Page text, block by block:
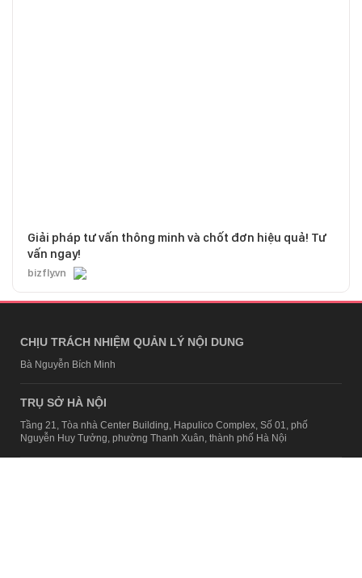
Giải pháp tư vấn thông minh và chốt đơn hiệu quả! Tư
vấn ngay!
bizfly.vn
CHỊU TRÁCH NHIỆM QUẢN LÝ NỘI DUNG
Bà Nguyễn Bích Minh
TRỤ SỞ HÀ NỘI
Tầng 21, Tòa nhà Center Building, Hapulico Complex, Số 01, phố
Nguyễn Huy Tưởng, phường Thanh Xuân, thành phố Hà Nội